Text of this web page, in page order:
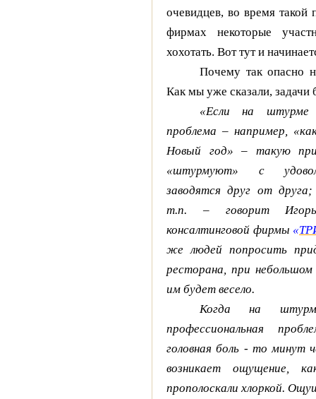
очевидцев, во время
фирмах некоторые
хохотать. Вот тут и
Почему так опасно
Как мы уже сказали, задачи
«Если на штурме
проблема – например,
Новый год» – такую
«штурмуют» с
заводятся друг от
т.п. – говорит Игорь
консалтинговой фирмы «
же людей попросить
ресторана, при
им будет весело.
Когда на
профессиональная
головная боль - то минут
возникает ощущение,
прополоскали хлоркой.